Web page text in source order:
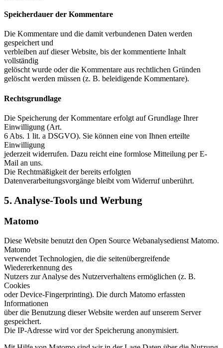
Speicherdauer der Kommentare
Die Kommentare und die damit verbundenen Daten werden
gespeichert und
verbleiben auf dieser Website, bis der kommentierte Inhalt
vollständig
gelöscht wurde oder die Kommentare aus rechtlichen Gründen
gelöscht werden müssen (z. B. beleidigende Kommentare).
Rechtsgrundlage
Die Speicherung der Kommentare erfolgt auf Grundlage Ihrer
Einwilligung (Art.
6 Abs. 1 lit. a DSGVO). Sie können eine von Ihnen erteilte
Einwilligung
jederzeit widerrufen. Dazu reicht eine formlose Mitteilung per E-
Mail an uns.
Die Rechtmäßigkeit der bereits erfolgten
Datenverarbeitungsvorgänge bleibt vom Widerruf unberührt.
5. Analyse-Tools und Werbung
Matomo
Diese Website benutzt den Open Source Webanalysedienst Matomo.
Matomo
verwendet Technologien, die die seitenübergreifende
Wiedererkennung des
Nutzers zur Analyse des Nutzerverhaltens ermöglichen (z. B.
Cookies
oder Device-Fingerprinting). Die durch Matomo erfassten
Informationen
über die Benutzung dieser Website werden auf unserem Server
gespeichert.
Die IP-Adresse wird vor der Speicherung anonymisiert.